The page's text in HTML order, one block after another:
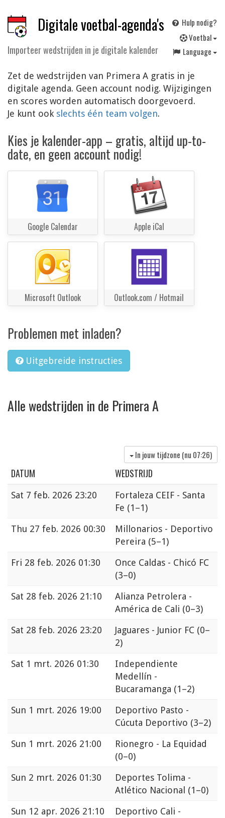
Digitale voetbal-agenda's
Importeer wedstrijden in je digitale kalender
Hulp nodig?
Voetbal
Language
Zet de wedstrijden van Primera A gratis in je
digitale agenda. Geen account nodig. Wijzigingen
en scores worden automatisch doorgevoerd.
Je kunt ook slechts één team volgen.
Kies je kalender-app – gratis, altijd up-to-
date, en geen account nodig!
Google Calendar Apple iCal
Microsoft Outlook Outlook.com / Hotmail
Problemen met inladen?
Uitgebreide instructies
Alle wedstrijden in de Primera A
In jouw tijdzone (nu 07:26)
DATUM WEDSTRIJD
Sat 7 feb. 2026 23:20
Fortaleza CEIF - Santa
Fe (1–1)
Thu 27 feb. 2026 00:30
Millonarios - Deportivo
Pereira (5–1)
Fri 28 feb. 2026 01:30
Once Caldas - Chicó FC
(3–0)
Sat 28 feb. 2026 21:10
Alianza Petrolera -
América de Cali (0–3)
Sat 28 feb. 2026 23:20 Jaguares - Junior FC (0–
2)
Sat 1 mrt. 2026 01:30
Independiente
Medellín -
Bucaramanga (1–2)
Sun 1 mrt. 2026 19:00
Deportivo Pasto -
Cúcuta Deportivo (3–2)
Sun 1 mrt. 2026 21:00
Rionegro - La Equidad
(0–0)
Sun 2 mrt. 2026 01:30
Deportes Tolima -
Atlético Nacional (1–0)
Sun 12 apr. 2026 21:10
Deportivo Cali -